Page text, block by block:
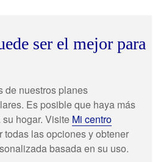
ser el mejor para
de nuestros planes
Es posible que haya más
hogar. Visite Mi centro
todas las opciones y obtener
basada en su uso.